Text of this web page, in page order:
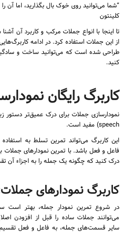
“شما می‌توانید روی خوک بال بگذارید، اما آن
کلینتون
تا اینجا با انواع جملات مرکب و کاربرد آن
از این جملات استفاده کرد. در ادامه
طراحی شده است که می‌توانید ساخت و
کنید.
کاربرگ رایگان
speech) مفید است.
این کاربرگ می‌تواند تمرین تسلط به
فاعل و فعل باشد. با تمرین نمودارهای جملات
درک کنید که چگونه یک جمله را به اجزاء آن
کاربرگ نمودارهای
در شروع تمرین نمودار جمله، بهتر است